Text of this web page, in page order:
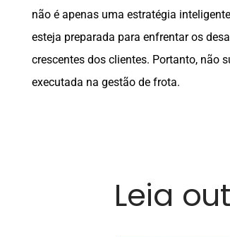
não é apenas uma estratégia
esteja preparada para enfrentar os
crescentes dos clientes. Portanto, não
executada na gestão de frota.
Leia